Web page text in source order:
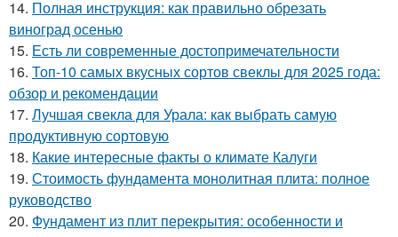
14. Полная инструкция: как правильно обрезать
виноград осенью
15. Есть ли современные достопримечательности
16. Топ-10 самых вкусных сортов свеклы для 2025 года:
обзор и рекомендации
17. Лучшая свекла для Урала: как выбрать самую
продуктивную сортовую
18. Какие интересные факты о климате Калуги
19. Стоимость фундамента монолитная плита: полное
руководство
20. Фундамент из плит перекрытия: особенности и